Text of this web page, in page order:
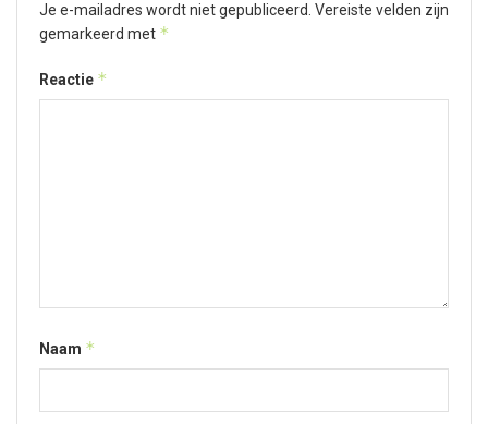
Je e-mailadres wordt niet gepubliceerd. Vereiste velden zijn
gemarkeerd met *
Reactie *
Naam *